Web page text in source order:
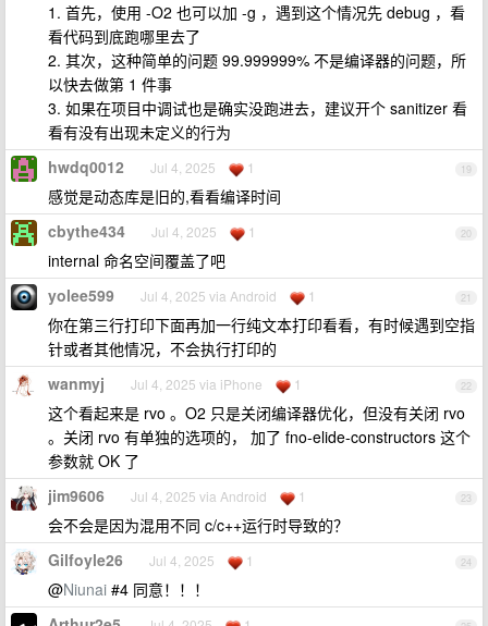
1. 首先，使用 -O2 也可以加 -g ，遇到这个情况先 debug ，看
看代码到底跑哪里去了
2. 其次，这种简单的问题 99.999999% 不是编译器的问题，所
以快去做第 1 件事
3. 如果在项目中调试也是确实没跑进去，建议开个 sanitizer 看
看有没有出现未定义的行为
19
hwdq0012 Jul 4, 2025 1
感觉是动态库是旧的,看看编译时间
20
cbythe434 Jul 4, 2025 1
internal 命名空间覆盖了吧
21
yolee599 Jul 4, 2025 via Android 1
你在第三行打印下面再加一行纯文本打印看看，有时候遇到空指
针或者其他情况，不会执行打印的
22
wanmyj Jul 4, 2025 via iPhone 1
这个看起来是 rvo 。O2 只是关闭编译器优化，但没有关闭 rvo
。关闭 rvo 有单独的选项的， 加了 fno-elide-constructors 这个
参数就 OK 了
23
jim9606 Jul 4, 2025 via Android 1
会不会是因为混用不同 c/c++运行时导致的？
24
Gilfoyle26 Jul 4, 2025 1
@Niunai #4 同意！！！